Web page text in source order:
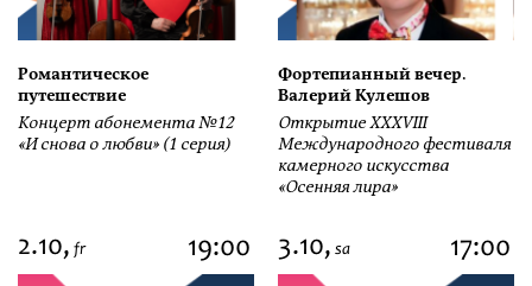
Романтическое
путешествие
Концерт абонемента №12
«И снова о любви» (1 серия)
Фортепианный вечер.
Валерий Кулешов
Открытие ХХХVIII
Международного фестиваля
камерного искусства
«Осенняя лира»
2.10, fr 19:00 3.10, sa 17:00